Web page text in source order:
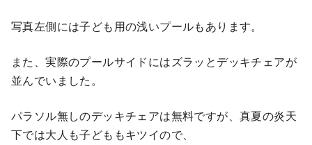
写真左側には子ども用の浅いプールもあります。
また、実際のプールサイドにはズラッとデッキチェアが
並んでいました。
パラソル無しのデッキチェアは無料ですが、真夏の炎天
下では大人も子どももキツイので、